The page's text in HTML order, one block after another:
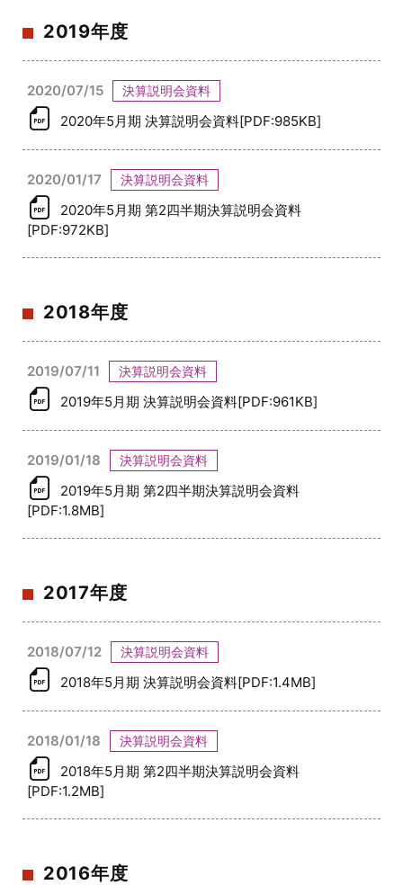
2019年度
2020/07/15 決算説明会資料
2020年5月期 決算説明会資料[PDF:985KB]
2020/01/17 決算説明会資料
2020年5月期 第2四半期決算説明会資料
[PDF:972KB]
2018年度
2019/07/11 決算説明会資料
2019年5月期 決算説明会資料[PDF:961KB]
2019/01/18 決算説明会資料
2019年5月期 第2四半期決算説明会資料
[PDF:1.8MB]
2017年度
2018/07/12 決算説明会資料
2018年5月期 決算説明会資料[PDF:1.4MB]
2018/01/18 決算説明会資料
2018年5月期 第2四半期決算説明会資料
[PDF:1.2MB]
2016年度